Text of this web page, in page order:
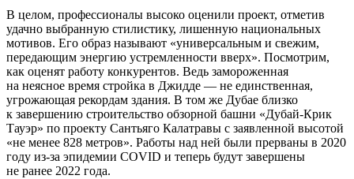
В целом, профессионалы высоко оценили проект, отметив
удачно выбранную стилистику, лишенную национальных
мотивов. Его образ называют «универсальным и свежим,
передающим энергию устремленности вверх». Посмотрим,
как оценят работу конкурентов. Ведь замороженная
на неясное время стройка в Джидде — не единственная,
угрожающая рекордам здания. В том же Дубае близко
к завершению строительство обзорной башни «Дубай-Крик
Тауэр» по проекту Сантьяго Калатравы с заявленной высотой
«не менее 828 метров». Работы над ней были прерваны в 2020
году из-за эпидемии COVID и теперь будут завершены
не ранее 2022 года.